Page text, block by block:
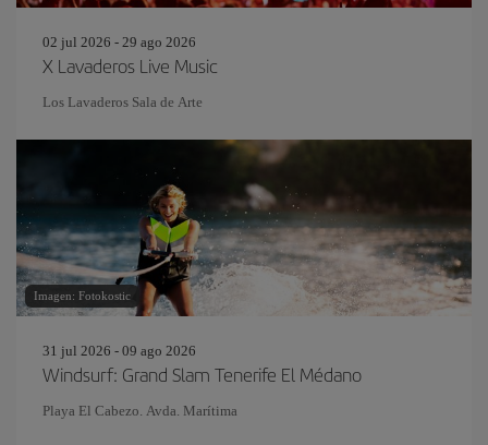
02 jul 2026 - 29 ago 2026
X Lavaderos Live Music
Los Lavaderos Sala de Arte
Imagen: Fotokostic
31 jul 2026 - 09 ago 2026
Windsurf: Grand Slam Tenerife El Médano
Playa El Cabezo. Avda. Marítima